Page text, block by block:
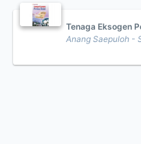
Tenaga Eksogen
Anang Saepuloh -